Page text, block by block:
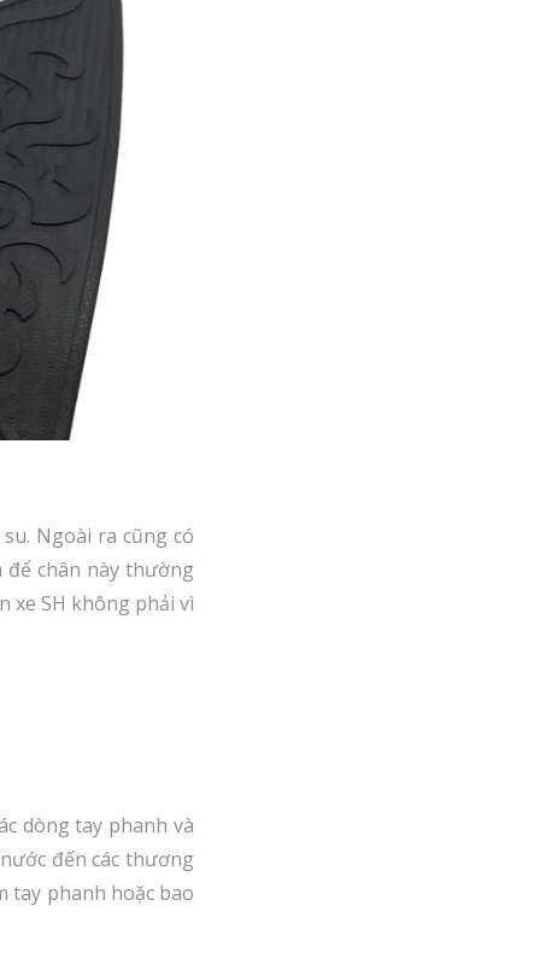
Ngoài ra cũng có
chân này thường
xe SH không phải vì
dòng tay phanh và
đến các thương
tay phanh hoặc bao